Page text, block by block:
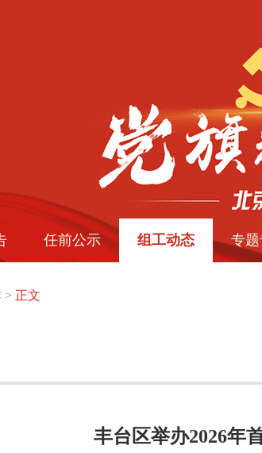
任前公示 组工动态 专
> 正文
丰台区举办2026年